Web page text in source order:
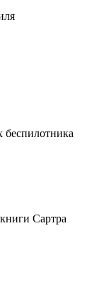
беспилотника
Сартра